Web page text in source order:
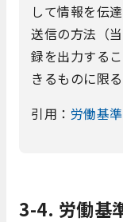
して情報を伝
送信の方法（
録を出力する
きるものに限る
引用： 労働基
3-4. 労働基